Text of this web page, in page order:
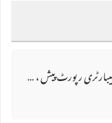
پاکستان میں‌تیل، گھی اور دودھ کی لیبارٹری رپورٹ پیش ، 176 نمونے غیر معیاری قرار